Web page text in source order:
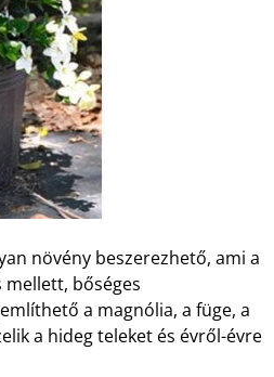
növény beszerezhető, ami a
bőséges
a magnólia, a füge, a
a hideg teleket és évről-évre